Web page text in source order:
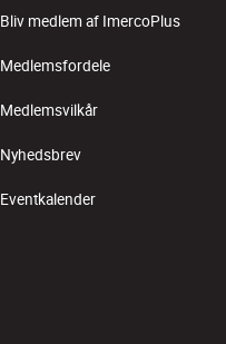
Bliv medlem af ImercoPlus
Medlemsfordele
Medlemsvilkår
Nyhedsbrev
Eventkalender